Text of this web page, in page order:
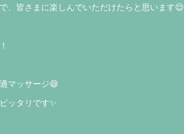
、皆さまに楽しんでいただけたらと思います😌
マッサージ😄
ッタリです✨